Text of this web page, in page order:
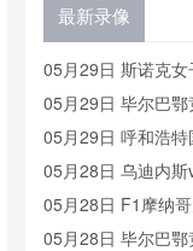
最新录像
05月29日 斯诺克
全场录像回放
05月29日 毕尔巴
05月29日 呼和浩
沙特U16 全场录像
05月28日 乌迪内
05月28日 F1摩纳
05月28日 毕尔巴